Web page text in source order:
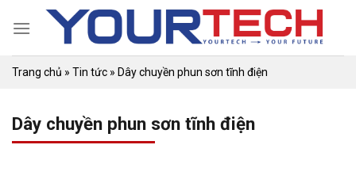
Trang chủ » Tin tức » Dây chuyền phun sơn tĩnh điện
Dây chuyền phun sơn tĩnh điện